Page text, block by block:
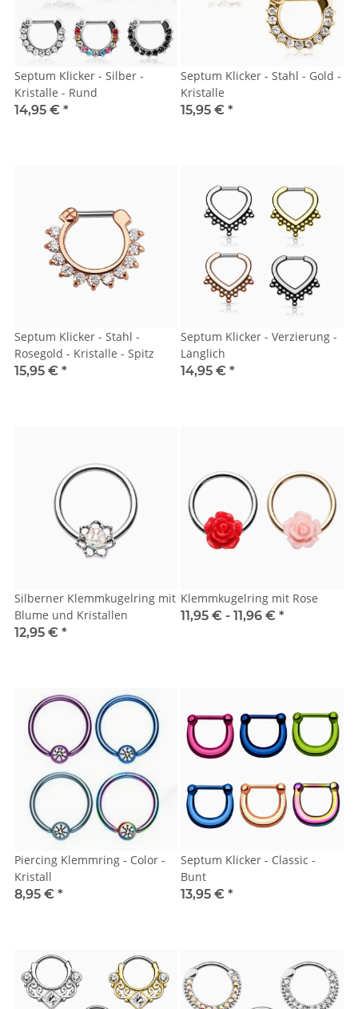
Septum Klicker - Silber -
Kristalle - Rund
14,95 € *
Septum Klicker - Stahl - Gold -
Kristalle
15,95 € *
Septum Klicker - Stahl -
Rosegold - Kristalle - Spitz
15,95 € *
Septum Klicker - Verzierung -
Länglich
14,95 € *
Silberner Klemmkugelring mit
Blume und Kristallen
12,95 € *
Klemmkugelring mit Rose
11,95 € - 11,96 € *
Piercing Klemmring - Color -
Kristall
8,95 € *
Septum Klicker - Classic -
Bunt
13,95 € *